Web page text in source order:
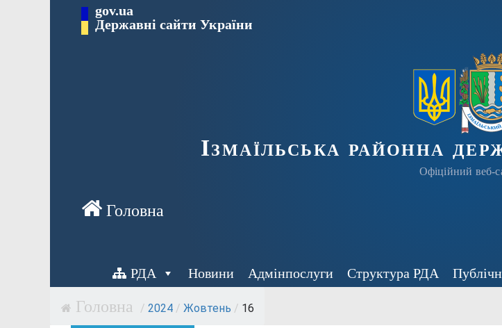
gov.ua
Державні сайти України
Ізмаїльська районна
Офіційний веб-
РДА Новини Адмінпослуги Структура РДА
/ 2024 / Жовтень / 16